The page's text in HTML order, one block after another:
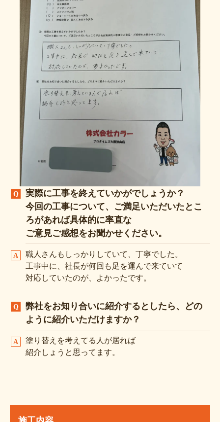
実際に工事を終えていかがでしょうか？
今回の工事について、ご満足いただいたとこ
ろがあれば具体的に率直な
ご意見ご感想をお聞かせください。
職人さんもしっかりしていて、丁寧でした。
工事中に、社長が何回も足を運んで来ていて
対応していたのが、よかったです。
弊社をお知り合いに紹介するとしたら、どの
ように紹介いただけますか？
塗り替えを考えてる人が居れば
紹介しょうと思ってます。